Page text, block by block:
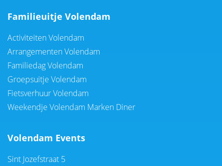
Familieuitje Volendam
Activiteiten Volendam
Arrangementen Volendam
Familiedag Volendam
Groepsuitje Volendam
Fietsverhuur Volendam
Weekendje Volendam Marken Diner
Volendam Events
Sint Jozefstraat 5